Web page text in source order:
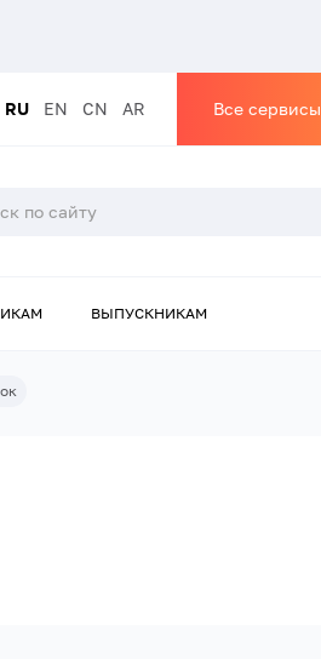
RU EN CN AR Все сервисы
ВЫПУСКНИКАМ